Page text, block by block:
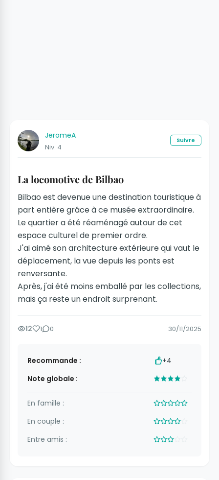
JeromeA
Niv. 4
Suivre
La locomotive de Bilbao
Bilbao est devenue une destination touristique à
part entière grâce à ce musée extraordinaire.
Le quartier a été réaménagé autour de cet
espace culturel de premier ordre.
J'ai aimé son architecture extérieure qui vaut le
déplacement, la vue depuis les ponts est
renversante.
Après, j'ai été moins emballé par les collections,
mais ça reste un endroit surprenant.
12 1 0 30/11/2025
Recommande :
+4
Note globale :
En famille :
En couple :
Entre amis :